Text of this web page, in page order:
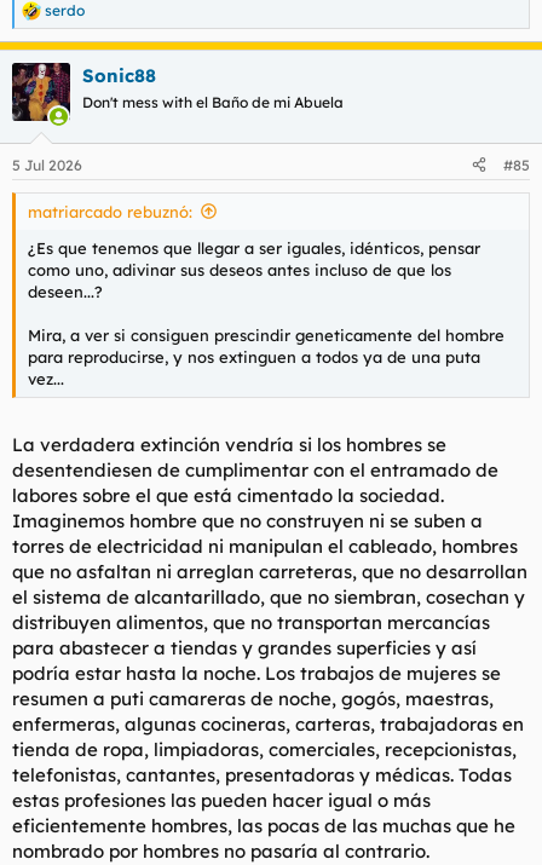
R
e
a
c
c
i
e
s
serdo
Sonic88
Don't mess with el Baño de mi Abuela
5 Jul 2026 #85
matriarcado rebuznó:
¿Es que tenemos que llegar a ser iguales, idénticos, pensar
como uno, adivinar sus deseos antes incluso de que los
deseen...?
Mira, a ver si consiguen prescindir geneticamente del hombre
para reproducirse, y nos extinguen a todos ya de una puta
vez...
La verdadera extinción vendría si los hombres se
desentendiesen de cumplimentar con el entramado de
labores sobre el que está cimentado la sociedad.
Imaginemos hombre que no construyen ni se suben a
torres de electricidad ni manipulan el cableado, hombres
que no asfaltan ni arreglan carreteras, que no desarrollan
el sistema de alcantarillado, que no siembran, cosechan y
distribuyen alimentos, que no transportan mercancías
para abastecer a tiendas y grandes superficies y así
podría estar hasta la noche. Los trabajos de mujeres se
resumen a puti camareras de noche, gogós, maestras,
enfermeras, algunas cocineras, carteras, trabajadoras en
tienda de ropa, limpiadoras, comerciales, recepcionistas,
telefonistas, cantantes, presentadoras y médicas. Todas
estas profesiones las pueden hacer igual o más
eficientemente hombres, las pocas de las muchas que he
nombrado por hombres no pasaría al contrario.